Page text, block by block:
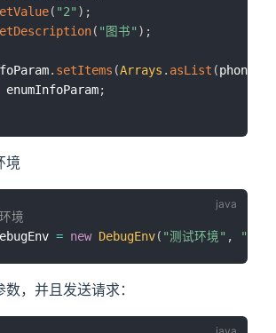
( "2" ) ;
( "图书" ) ;
. setItems (Arrays . asList (phone
enumInfoParam;
境
境
= new DebugEnv( "测试环境" ,
，并且发送请求：